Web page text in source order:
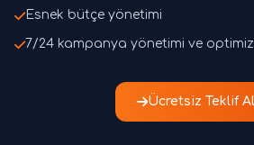
Esnek bütçe yönetimi
7/24 kampanya yönetimi ve
Ücretsiz Teklif